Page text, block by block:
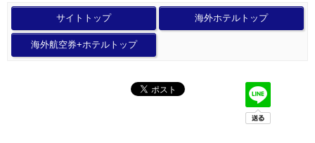
サイトトップ 海外ホテルトップ
海外航空券+ホテルトップ